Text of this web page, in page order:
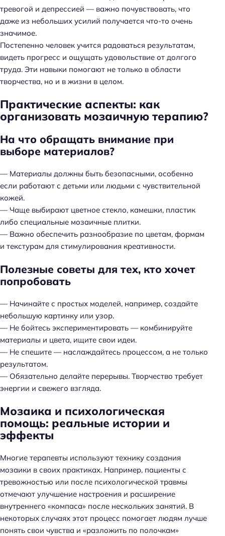
тревогой и депрессией — важно почувствовать, что
даже из небольших усилий получается что-то очень
значимое.
Постепенно человек учится радоваться результатам,
видеть прогресс и ощущать удовольствие от долгого
труда. Эти навыки помогают не только в области
творчества, но и в жизни в целом.
Практические аспекты: как
организовать мозаичную терапию?
На что обращать внимание при
выборе материалов?
— Материалы должны быть безопасными, особенно
если работают с детьми или людьми с чувствительной
кожей.
— Чаще выбирают цветное стекло, камешки, пластик
либо специальные мозаичные плитки.
— Важно обеспечить разнообразие по цветам, формам
и текстурам для стимулирования креативности.
Полезные советы для тех, кто хочет
попробовать
— Начинайте с простых моделей, например, создайте
небольшую картинку или узор.
— Не бойтесь экспериментировать — комбинируйте
материалы и цвета, ищите свои идеи.
— Не спешите — наслаждайтесь процессом, а не только
результатом.
— Обязательно делайте перерывы. Творчество требует
энергии и свежего взгляда.
Мозаика и психологическая
помощь: реальные истории и
эффекты
Многие терапевты используют технику создания
мозаики в своих практиках. Например, пациенты с
тревожностью или после психологической травмы
отмечают улучшение настроения и расширение
внутреннего «компаса» после нескольких занятий. В
некоторых случаях этот процесс помогает людям лучше
понять свои чувства и «разложить по полочкам»